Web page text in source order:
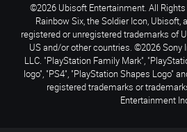
©2026 Ubisoft Entertainment. All Rights
Rainbow Six, the Soldier Icon, Ubisoft,
registered or unregistered trademarks of
US and/or other countries. ©2026 Sony
LLC. "PlayStation Family Mark",
logo", "PS4", "PlayStation Shapes Logo"
registered trademarks or
Entertainment